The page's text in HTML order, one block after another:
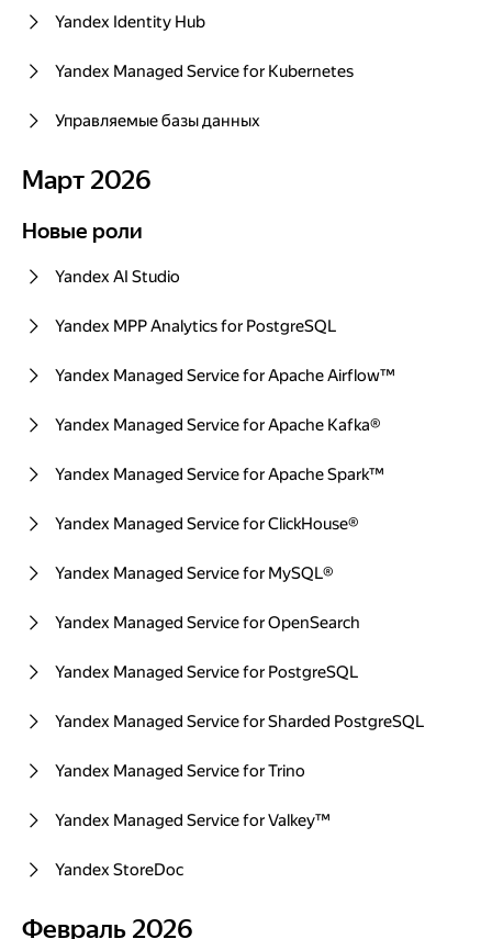
Yandex Identity Hub
Yandex Managed Service for Kubernetes
Управляемые базы данных
Март 2026
Март 2026
Новые роли
Новые роли
Yandex AI Studio
Yandex MPP Analytics for PostgreSQL
Yandex Managed Service for Apache Airflow™
Yandex Managed Service for Apache Kafka®
Yandex Managed Service for Apache Spark™
Yandex Managed Service for ClickHouse®
Yandex Managed Service for MySQL®
Yandex Managed Service for OpenSearch
Yandex Managed Service for PostgreSQL
Yandex Managed Service for Sharded PostgreSQL
Yandex Managed Service for Trino
Yandex Managed Service for Valkey™
Yandex StoreDoc
Февраль 2026
Февраль 2026